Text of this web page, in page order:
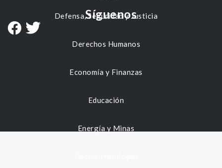
Defensa, Seguridad y Justicia
Derechos Humanos
Economía y Finanzas
Educación
Energía y Minas
Síguenos